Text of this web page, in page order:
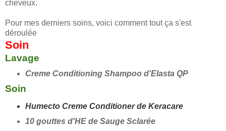
cheveux.
Pour mes derniers soins, voici comment tout ça s'est
déroulée
Soin
Lavage
Creme Conditioning Shampoo d'Elasta QP
Soin
Humecto Creme Conditioner de Keracare
10 gouttes d'HE de Sauge Sclarée